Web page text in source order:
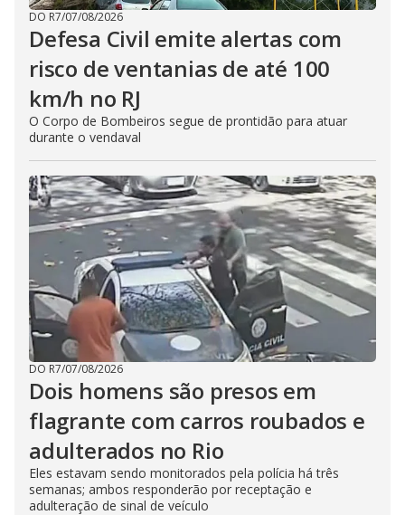
DO R7/07/08/2026
Defesa Civil emite alertas com
risco de ventanias de até 100
km/h no RJ
O Corpo de Bombeiros segue de prontidão para atuar
durante o vendaval
DO R7/07/08/2026
Dois homens são presos em
flagrante com carros roubados e
adulterados no Rio
Eles estavam sendo monitorados pela polícia há três
semanas; ambos responderão por receptação e
adulteração de sinal de veículo